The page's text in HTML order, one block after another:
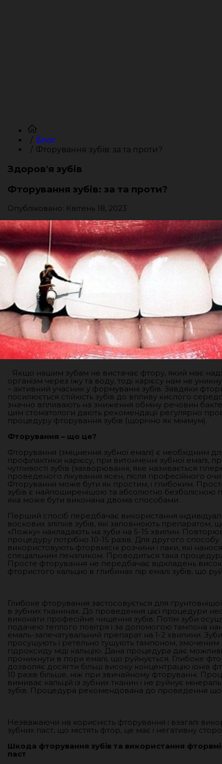
Блог
Фторування зубів: за та проти?
Здоров'я зубів
Фторування зубів: за та проти?
Опубліковано: Квітень 18, 2023
Якщо нашим зубам не вистачає фтору, який має
організм через їжу та воду, тоді карієсу нам не
– активний учасник у формуванні зубів. Завдяки
посилюється стійкість зубів до впливу кислого
значно впливають на зниження обміну речовин
цим стоматологи дають рекомендації регулярно
процедуру фторування зубів (щорічно як мінімум).
Фторування – що це?
Фторування (зміцнення зубної емалі) є необхідним
профілактики карієсу, при витонченні зубної емалі,
чутливості зубів (захворюванні, яке називається
проведеного лікування ясен, після професійного
Фторування може бути як простим, і глибоким.
зубів є найпоширенішою та абсолютно безболісною
яка може бути виконана двома способами.
Перший спосіб передбачає використання
воскових зліпків зубів, які заповнюють препаратом,
«Ложку» накладають на зуби на 5-15 хвилин.
процедуру потрібно 10-15 разів. Для другого способу
використовують фторвмісні розчини і лаки, які
спеціальним пензликом. Проводиться така
Просте фторування не передбачає відкладень
фтористого кальцію в глибинах пір емалі зубів, що
Глибоке фторування застосовується для ґрунтовнішої
в зубних тканинах. До проведення цієї процедури
виконати професійне чищення зубів. Потім зуби
подачею теплого повітря і за допомогою тампона
емаль-запечатувальний препарат на 1-2 хвилини.
просушують і ретельно тушують тампоном,
гідроксиду міді кальцію. Дана процедура дає
проникнути в пори емалі, що руйнується. Глибоке
дозволяє досягти більш високу концентрацію іонів
10 разів більше, ніж при звичайному фторуванні.
вимиває кальцій із зубних тканин і не руйнує
зубів. Процедура рекомендована до проведення
Незважаючи на корисність фторування і взагалі
зубних паст, що містять фтор, це має і негативну
Шкода фторування зубів та використання
паст